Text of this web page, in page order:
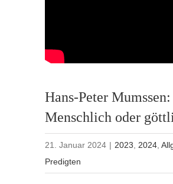
Hans-Peter Mumssen:
Menschlich oder
21. Januar 2024 | 2023 2024 ,
Predigten